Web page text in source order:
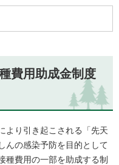
費用助成金制度
より引き起こされる「先天
んの感染予防を目的として
種費用の一部を助成する制